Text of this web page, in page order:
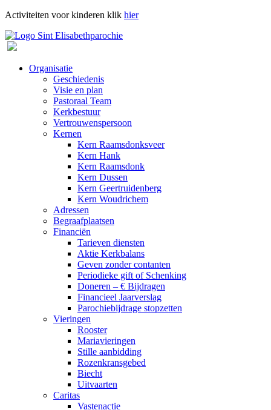
Activiteiten voor kinderen klik hier
Organisatie
Geschiedenis
Visie en plan
Pastoraal Team
Kerkbestuur
Vertrouwenspersoon
Kernen
Kern Raamsdonksveer
Kern Hank
Kern Raamsdonk
Kern Dussen
Kern Geertruidenberg
Kern Woudrichem
Adressen
Begraafplaatsen
Financiën
Tarieven diensten
Aktie Kerkbalans
Geven zonder contanten
Periodieke gift of Schenking
Doneren – € Bijdragen
Financieel Jaarverslag
Parochiebijdrage stopzetten
Vieringen
Rooster
Mariavieringen
Stille aanbidding
Rozenkransgebed
Biecht
Uitvaarten
Caritas
Vastenactie